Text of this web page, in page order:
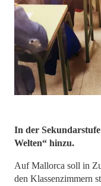
In der
Welten“ hinzu.
Auf Mallorca soll in
den Klassenzimmern